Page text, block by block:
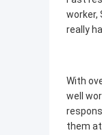
worker,
really
With
well
them